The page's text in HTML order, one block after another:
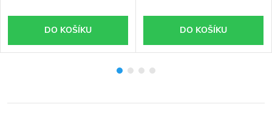
DO KOŠÍKU DO KOŠÍKU